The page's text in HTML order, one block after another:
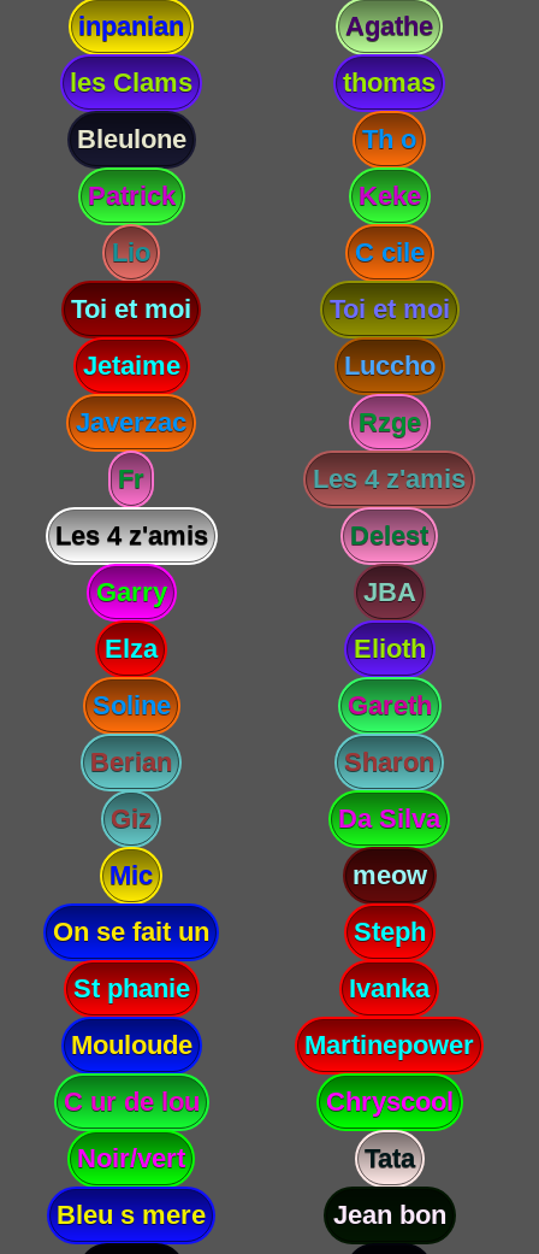
inpanian
Agathe
les Clams
thomas
Bleulone
Th o
Patrick
Keke
Lio
C cile
Toi et moi
Toi et moi
Jetaime
Luccho
Javerzac
Rzge
Fr
Les 4 z'amis
Les 4 z'amis
Delest
Garry
JBA
Elza
Elioth
Soline
Gareth
Berian
Sharon
Giz
Da Silva
Mic
meow
On se fait un
Steph
St phanie
Ivanka
Mouloude
Martinepower
C ur de lou
Chryscool
Noir/vert
Tata
Bleu s mere
Jean bon